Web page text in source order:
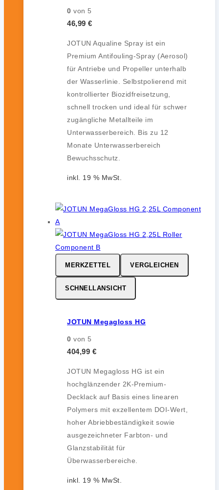
0 von 5
46,99 €
JOTUN Aqualine Spray ist ein
Premium Antifouling-Spray (Aerosol)
für Antriebe und Propeller unterhalb
der Wasserlinie. Selbstpolierend mit
kontrollierter Biozidfreisetzung,
schnell trocken und ideal für schwer
zugängliche Metallteile im
Unterwasserbereich. Bis zu 12
Monate Unterwasserbereich
Bewuchsschutz.
inkl. 19 % MwSt.
MERKZETTEL VERGLEICHEN
SCHNELLANSICHT
JOTUN Megagloss HG
0 von 5
404,99 €
JOTUN Megagloss HG ist ein
hochglänzender 2K-Premium-
Decklack auf Basis eines linearen
Polymers mit exzellentem DOI-Wert,
hoher Abriebbeständigkeit sowie
ausgezeichneter Farbton- und
Glanzstabilität für
Überwasserbereiche.
inkl. 19 % MwSt.